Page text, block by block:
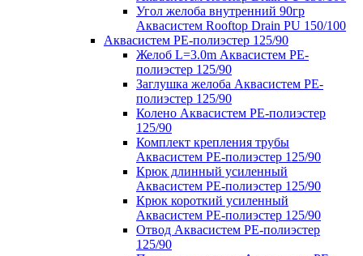
Угол желоба внутренний 90гр
Аквасистем Rooftop Drain PU 150/100
Аквасистем PE-полиэстер 125/90
Желоб L=3.0m Аквасистем PE-
полиэстер 125/90
Заглушка желоба Аквасистем PE-
полиэстер 125/90
Колено Аквасистем PE-полиэстер
125/90
Комплект крепления трубы
Аквасистем PE-полиэстер 125/90
Крюк длинный усиленный
Аквасистем PE-полиэстер 125/90
Крюк короткий усиленный
Аквасистем PE-полиэстер 125/90
Отвод Аквасистем РЕ-полиэстер
125/90